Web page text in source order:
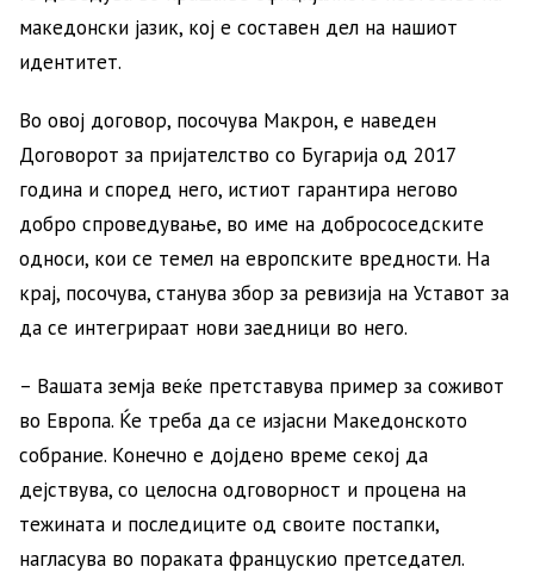
македонски јазик, кој е составен дел на нашиот
идентитет.
Во овој договор, посочува Макрон, е наведен
Договорот за пријателство со Бугарија од 2017
година и според него, истиот гарантира негово
добро спроведување, во име на добрососедските
односи, кои се темел на европските вредности. На
крај, посочува, станува збор за ревизија на Уставот за
да се интегрираат нови заедници во него.
– Вашата земја веќе претставува пример за соживот
во Европа. Ќе треба да се изјасни Македонското
собрание. Конечно е дојдено време секој да
дејствува, со целосна одговорност и процена на
тежината и последиците од своите постапки,
нагласува во пораката францускио претседател.